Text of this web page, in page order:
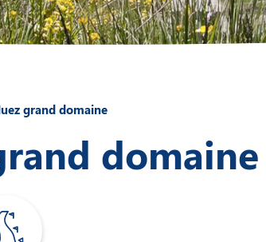
grand domaine
domaine